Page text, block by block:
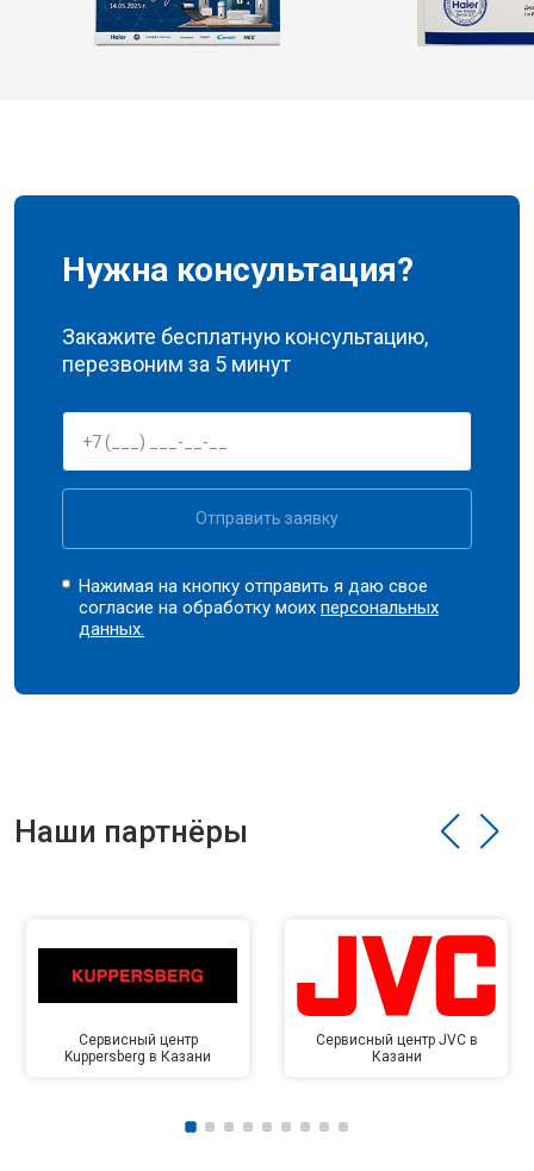
Нужна консультация?
Закажите бесплатную консультацию,
перезвоним за 5 минут
Отправить заявку
Нажимая на кнопку отправить я даю свое
согласие на обработку моихперсональных
данных.
Наши партнёры
Сервисный центр
Kuppersberg в Казани
Сервисный центр JVC в
Казани